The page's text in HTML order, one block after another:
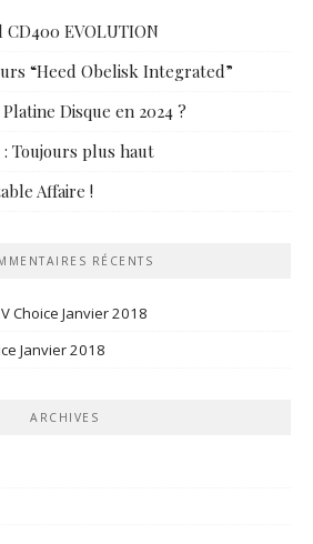
EVOLUTION
“Heed Obelisk Integrated”
Disque en 2024 ?
Toujours plus haut
Affaire !
RÉCENTS
Choice Janvier 2018
Janvier 2018
ARCHIVES